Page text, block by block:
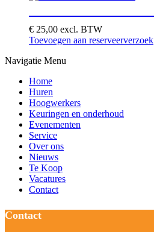
€ 25,00 excl. BTW
Toevoegen aan reserveerverzoek
Navigatie Menu
Home
Huren
Hoogwerkers
Keuringen en onderhoud
Evenementen
Service
Over ons
Nieuws
Te Koop
Vacatures
Contact
Contact